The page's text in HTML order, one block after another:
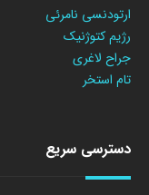
ارتودنسی نامرئی
رژیم کتوژنیک
جراح لاغری
تام استخر
دسترسی سریع